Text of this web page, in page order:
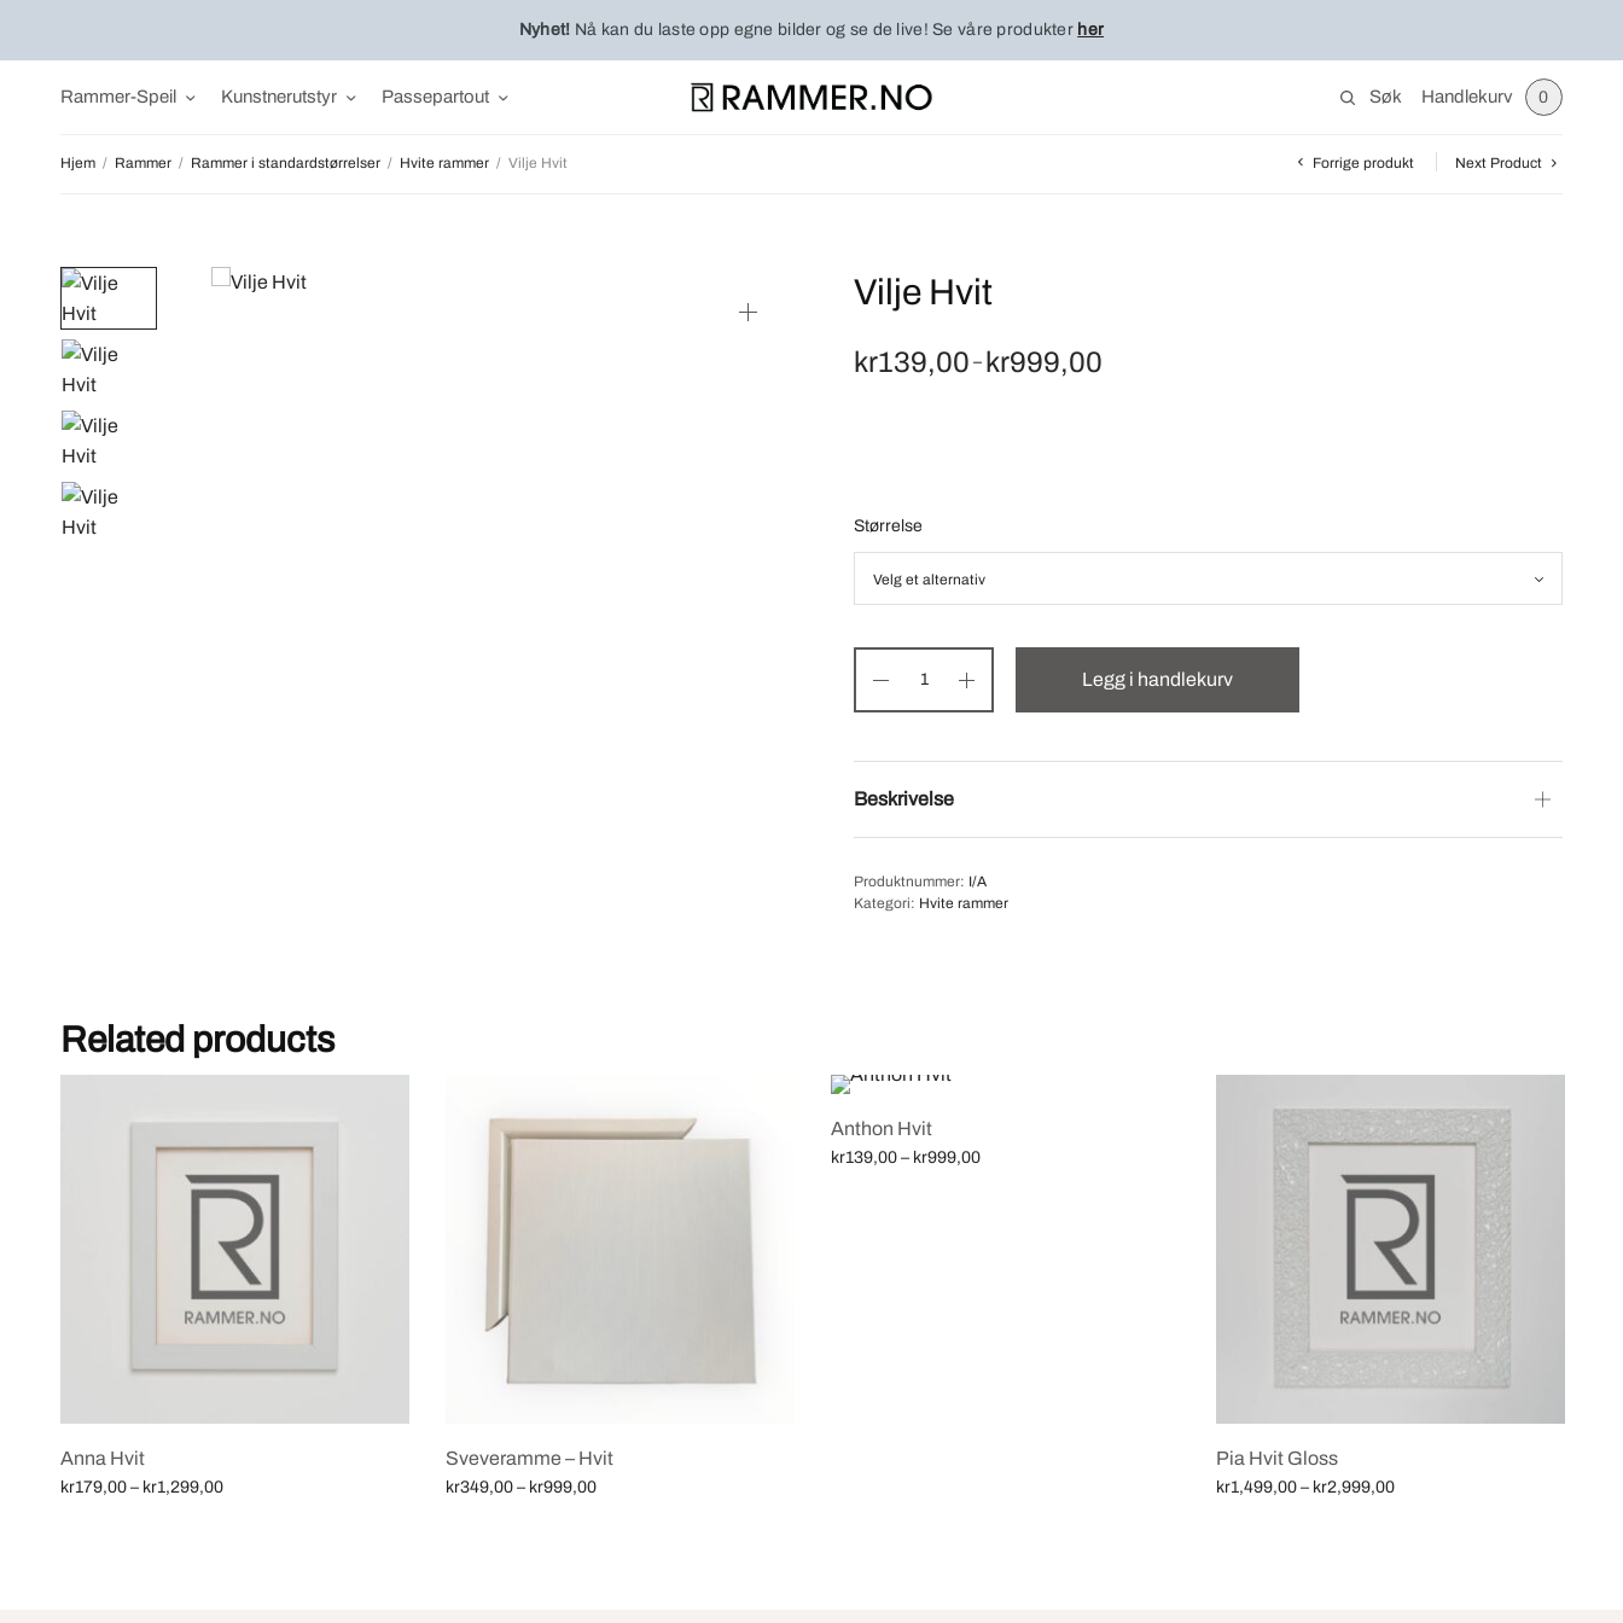
Nyhet! Nå kan du laste opp egne bilder og se de live! Se våre produkter her
Rammer-Speil Kunstnerutstyr Passepartout Søk Handlekurv 0
Hjem / Rammer / Rammer i standardstørrelser / Hvite rammer / Vilje Hvit Forrige produkt Next Product
Vilje Hvit
kr139,00 – kr999,00
Størrelse
Legg i handlekurv
Beskrivelse
Produktnummer: I/A
Kategori: Hvite rammer
Related products
Anna Hvit
kr179,00 – kr1,299,00Price
Sveveramme – Hvit
kr349,00 – kr999,00Price
Anthon Hvit
kr139,00 – kr999,00Price
Pia Hvit Gloss
kr1,499,00 – kr2,999,00Price